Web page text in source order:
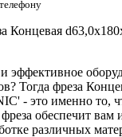
Концевая
эффективное
Тогда фреза
- это именно то,
обеспечит вам
различных